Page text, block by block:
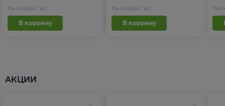
На складе 1 шт
В корзину
На складе 1 шт
В корзину
На
АКЦИИ